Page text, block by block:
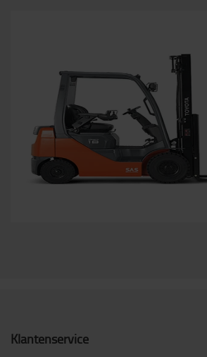
Klantenservice